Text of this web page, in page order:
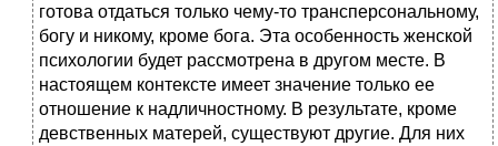
готова отдаться только чему-то трансперсональному,
богу и никому, кроме бога. Эта особенность женской
психологии будет рассмотрена в другом месте. В
настоящем контексте имеет значение только ее
отношение к надличностному. В результате, кроме
девственных матерей, существуют другие. Для них